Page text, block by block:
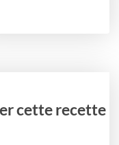
cette recette